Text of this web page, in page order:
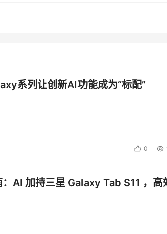
一起，并在收购之后的第二个季度体现出了
收购花去了1.02亿美元。收购Sanera进一
出实时存储服务基础设施的宏图。
将其收入囊中。收购Nishan将加速实现
能推进市场。McDATA的网络互联解决方案使
还可以将使用不同技术的存储网络互相连接起
没有任何一个厂商可以提供范围如此完整的
系列让创新AI功能成为“标配”
0
AI 加持三星 Galaxy Tab S11 ，高